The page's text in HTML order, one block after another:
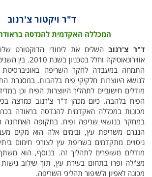
ד"ר ויקטור צ'רנוב
המכללה האקדמית להנדסה
ד"ר צ'רנוב השלים את לימודי הדוקטורט
התמחה במעבדה לחקר השריפה
לנושא היווצרות חלקיקי פיח בלהבות. במסגרת
מודלים חישוביים לתהליך היווצרות הפיח וכן
הפיח בלהבה. כיום מכהן ד"ר צ'רנוב כמרצה
מכונות במכללה האקדמית להנדסה בראודה
במחקר בנושאי שריפה ופיח. בתקופה האחרונה
הנגרם משריפת עץ, ובימים אלה הוא מקים
ניסויים מתקדמים בשריפת עץ לצורכי חימום
מודלים משופרים לתהליך זה. בנוסף, הוא
מצ'ילה ופרו בתחום בעירת עץ, תוך שילוב גישות
מכונה לאפיון ולשיפור תהליכי השריפה.